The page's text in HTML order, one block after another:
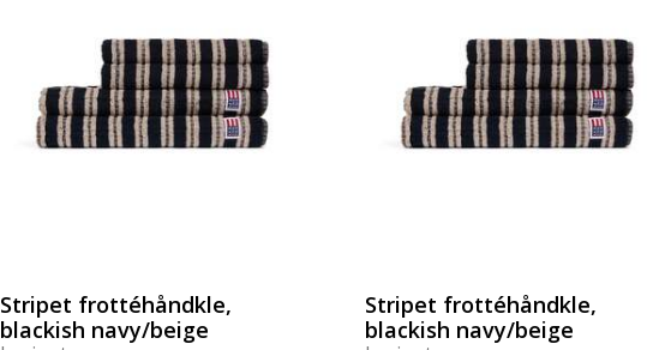
Stripet frottéhåndkle,
blackish navy/beige
Stripet frottéhåndkle,
blackish navy/beige